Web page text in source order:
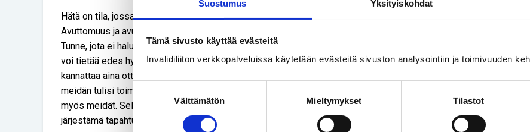
Suostumus Yksityiskohdat
Tämä sivusto käyttää evästeitä
Invalidiliiton verkkopalveluissa käytetään evästeitä sivuston analysointiin ja toimivuuden
Suostumuksen
valinta
Välttämätön Mieltymykset Tilastot
Hätä on tila, jossa kukaan meistä ei halua elää. Avuttomuus on tila, jossa kukaan ei pärjää.
Avuttomuus ja avun tarve on Invalidiliiton jäsenistölle enemmän tai vähemmän tuttu tunne.
Tunne, jota ei halua kokea ja tilanne, josta haluaa pois. Siksi juuri me olemme porukka, joka
voi tietää edes hyppysellisen verran, miltä näistä siirtolaisista tuntuu. Tieto on jotain, joka
kannattaa aina ottaa voimavaraksi. Siksi tässä kohtaa me jokainen voimme ja jokaisen
meidän tulisi toimia sen eteen, että apua tarvitsevat, joita me voimme auttaa, näkisivät
myös meidät. Sellainen voi olla vaikka pyyhepaketti SPR:lle tai paikallisen yhdistyksen
järjestämä tapahtuma, jossa olemme yhdessä koolla, uudet ja jo pidempään maassa olleet.